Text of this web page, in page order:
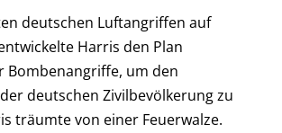
deutschen Luftangriffen auf
Harris den Plan
Bombenangriffe, um den
deutschen Zivilbevölkerung zu
träumte von einer Feuerwalze.